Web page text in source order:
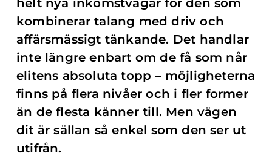
helt nya inkomstvägar för den som
kombinerar talang med driv och
affärsmässigt tänkande. Det handlar
inte längre enbart om de få som når
elitens absoluta topp – möjligheterna
finns på flera nivåer och i fler former
än de flesta känner till. Men vägen
dit är sällan så enkel som den ser ut
utifrån.